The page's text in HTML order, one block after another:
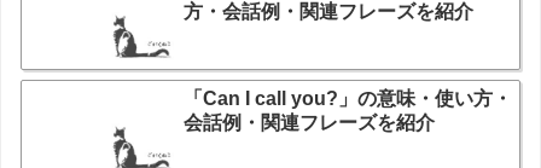
方・会話例・関連フレーズを紹介
「Can I call you?」の意味・使い方・
会話例・関連フレーズを紹介